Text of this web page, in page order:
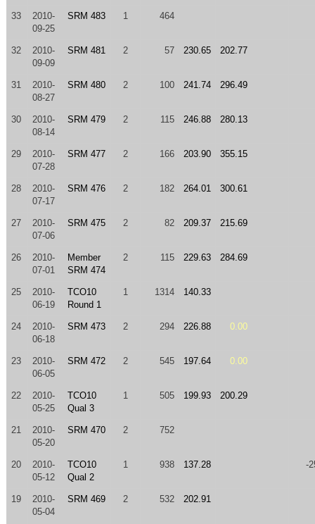
33
2010-
09-25
SRM 483 1 464
32
2010-
09-09
SRM 481 2 57 230.65 202.77
31
2010-
08-27
SRM 480 2 100 241.74 296.49
30
2010-
08-14
SRM 479 2 115 246.88 280.13
29
2010-
07-28
SRM 477 2 166 203.90 355.15
28
2010-
07-17
SRM 476 2 182 264.01 300.61
27
2010-
07-06
SRM 475 2 82 209.37 215.69
26
2010-
07-01
Member
SRM 474
2 115 229.63 284.69
25
2010-
06-19
TCO10
Round 1
1 1314 140.33
24
2010-
06-18
SRM 473 2 294 226.88 0.00
23
2010-
06-05
SRM 472 2 545 197.64 0.00
22
2010-
05-25
TCO10
Qual 3
1 505 199.93 200.29
21
2010-
05-20
SRM 470 2 752
20
2010-
05-12
TCO10
Qual 2
1 938 137.28 -
19
2010-
05-04
SRM 469 2 532 202.91